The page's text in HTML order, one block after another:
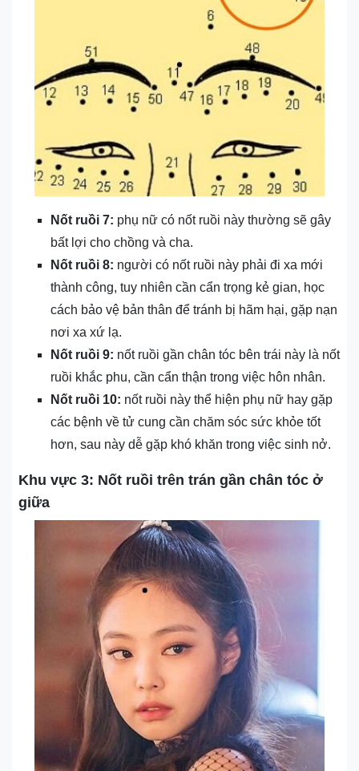
Nốt ruồi 7: phụ nữ có nốt ruồi này thường sẽ gây
bất lợi cho chồng và cha.
Nốt ruồi 8: người có nốt ruồi này phải đi xa mới
thành công, tuy nhiên cần cẩn trọng kẻ gian, học
cách bảo vệ bản thân để tránh bị hãm hại, gặp nạn
nơi xa xứ lạ.
Nốt ruồi 9: nốt ruồi gần chân tóc bên trái này là nốt
ruồi khắc phu, cần cẩn thận trong việc hôn nhân.
Nốt ruồi 10: nốt ruồi này thể hiện phụ nữ hay gặp
các bệnh về tử cung cần chăm sóc sức khỏe tốt
hơn, sau này dễ gặp khó khăn trong việc sinh nở.
Khu vực 3: Nốt ruồi trên trán gần chân tóc ở
giữa